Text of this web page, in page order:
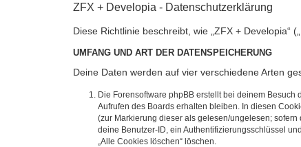
ZFX + Developia - Datenschutzerklärung
Diese Richtlinie beschreibt, wie „ZFX + Developia“
UMFANG UND ART DER DATENSPEICHERUNG
Deine Daten werden auf vier verschiedene Arten
Die Forensoftware phpBB erstellt bei deinem
Aufrufen des Boards erhalten bleiben. In diesen
(zur Markierung dieser als gelesen/ungelesen;
deine Benutzer-ID, ein Authentifizierungsschlüssel
„Alle Cookies löschen“ löschen.